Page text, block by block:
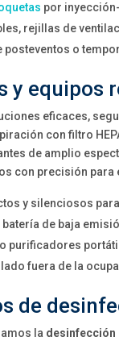
por
rejillas de
posteventos o
y equipos
eficaces,
con filtro
de amplio
con precisión para
y silenciosos
de baja
purificadores
fuera de la
de
la desinfección